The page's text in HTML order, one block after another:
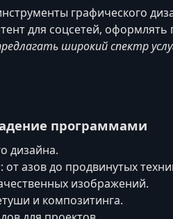
графического
для соцсетей,
широкий спектр
программами
дизайна.
азов до продвинутых
изображений.
и композитинга.